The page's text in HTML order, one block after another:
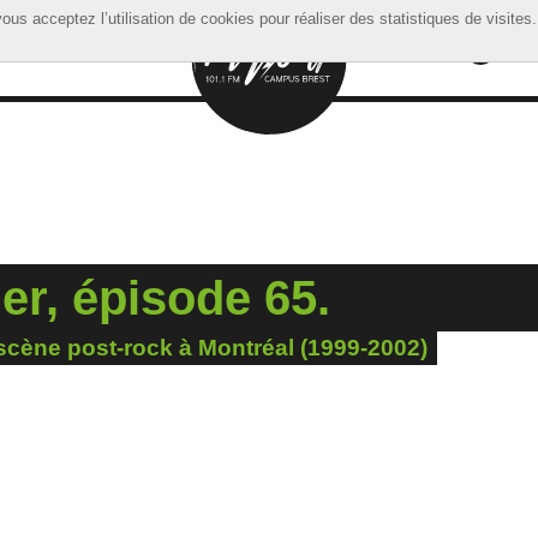
acceptez l’utilisation de cookies pour réaliser des statistiques de visites.
acceptez l’utilisation de cookies pour réaliser des statistiques de visites.
épisode 65.
post-rock à Montréal (1999-2002)